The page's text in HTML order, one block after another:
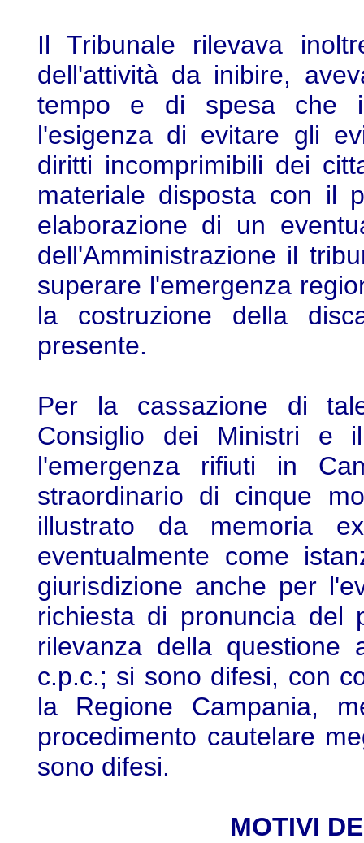
Il Tribunale rilevava
dell'attività da inibire,
tempo e di spesa che
l'esigenza di evitare gli
diritti incomprimibili dei
materiale disposta con il
elaborazione di un
dell'Amministrazione il
superare l'emergenza
la costruzione della
presente.
Per la cassazione di
Consiglio dei Ministri e
l'emergenza rifiuti in
straordinario di cinque
illustrato da memoria
eventualmente come
giurisdizione anche per
richiesta di pronuncia del
rilevanza della questione
c.p.c.; si sono difesi, con
la Regione Campania,
procedimento cautelare
sono difesi.
MOTIVI